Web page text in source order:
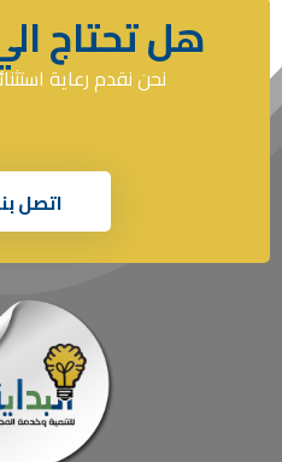
هل تحتاج
نحن نقدم رعاية
اتصل